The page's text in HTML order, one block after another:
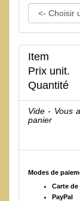
Item
Prix unit.
Quantité
Vide - Vous
panier
Modes de
Carte
PayPal